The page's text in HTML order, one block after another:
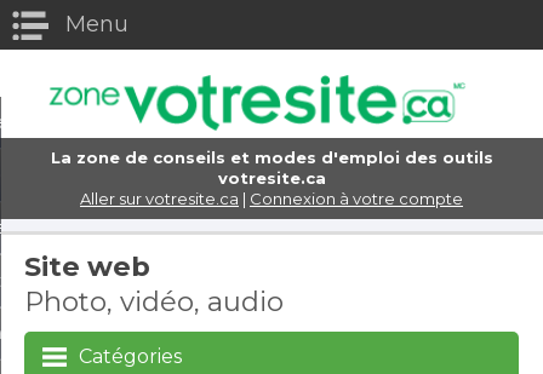
Menu
La zone de conseils et modes d'emploi des outils
votresite.ca
Aller sur votresite.ca | Connexion à votre compte
électronique
to Content
Site web
Photo, vidéo, audio
Catégories